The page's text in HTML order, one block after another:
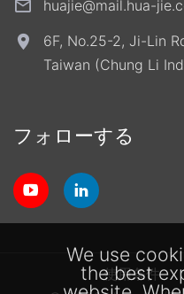
huajie@mail.hua-
6F, No.25-2, Ji-Lin
Taiwan (Chung Li
フォローする
使用条件
We use
the best